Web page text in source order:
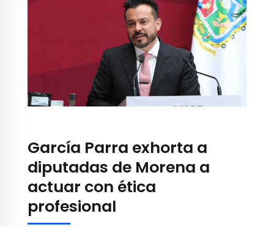
García Parra exhorta a
diputadas de Morena a
actuar con ética
profesional